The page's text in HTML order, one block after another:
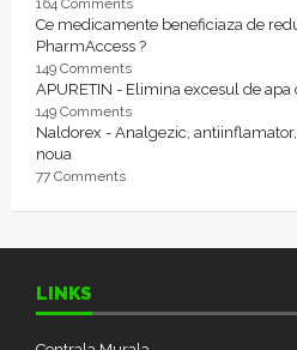
164 Comments
Ce medicamente beneficiaza de
PharmAccess ?
149 Comments
APURETIN - Elimina excesul de
149 Comments
Naldorex - Analgezic,
noua
77 Comments
LINKS